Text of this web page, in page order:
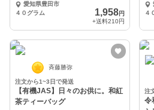
愛知県豊田市
４０グラム
1,958円
+送料210円
茶
４
斉藤勝弥
注文から1~3日で発送
【有機JAS】日々のお供に。和紅
茶ティーバッグ
注
令